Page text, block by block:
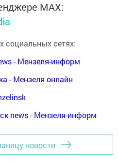
MАХ:
социальных сетях:
- Мензеля-информ
- Мензеля онлайн
news - Мензеля-информ
новости